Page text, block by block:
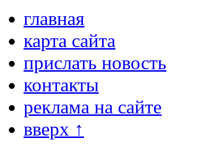
главная
карта сайта
прислать новость
контакты
реклама на сайте
вверх ↑